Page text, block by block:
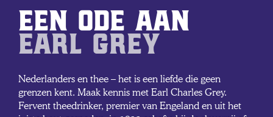
Een Ode aan
Earl GREY
Nederlanders en thee – het is een liefde die geen
grenzen kent. Maak kennis met Earl Charles Grey.
Fervent theedrinker, premier van Engeland en uit het